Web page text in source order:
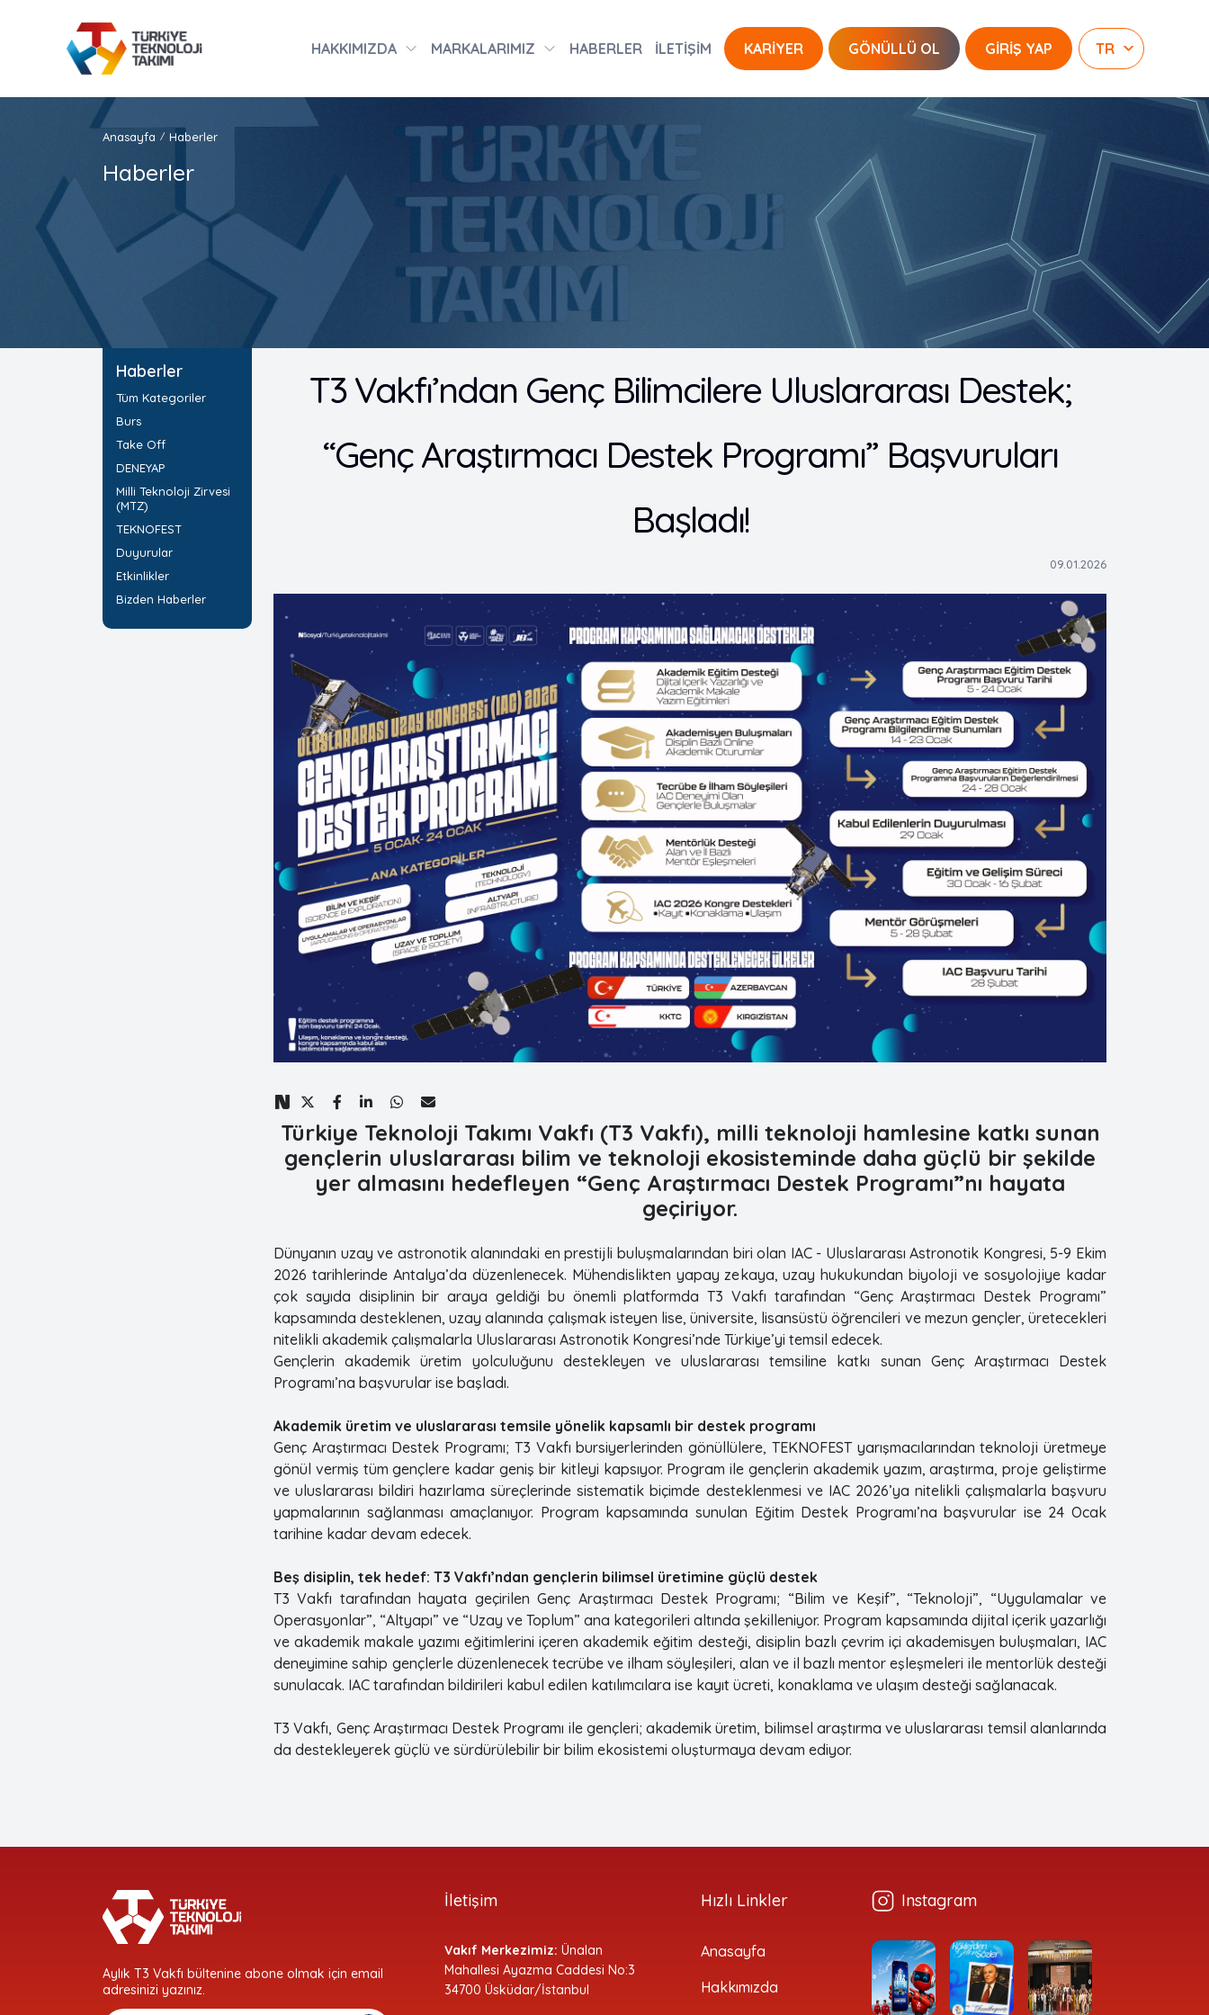
HAKKIMIZDA MARKALARIMIZ HABERLER İLETİŞİM KARİYER GÖNÜLLÜ OL GİRİŞ YAP
Anasayfa / Haberler
Haberler
Haberler
Tüm Kategoriler
Burs
Take Off
DENEYAP
Milli Teknoloji Zirvesi
(MTZ)
TEKNOFEST
Duyurular
Etkinlikler
Bizden Haberler
T3 Vakfı’ndan Genç Bilimcilere Uluslararası Destek;
“Genç Araştırmacı Destek Programı” Başvuruları
Başladı!
09.01.2026
Türkiye Teknoloji Takımı Vakfı (T3 Vakfı), milli teknoloji hamlesine katkı sunan
gençlerin uluslararası bilim ve teknoloji ekosisteminde daha güçlü bir şekilde
yer almasını hedefleyen “Genç Araştırmacı Destek Programı”nı hayata
geçiriyor.
Dünyanın uzay ve astronotik alanındaki en prestijli buluşmalarından biri olan IAC - Uluslararası Astronotik Kongresi, 5-9 Ekim
2026 tarihlerinde Antalya’da düzenlenecek. Mühendislikten yapay zekaya, uzay hukukundan biyoloji ve sosyolojiye kadar
çok sayıda disiplinin bir araya geldiği bu önemli platformda T3 Vakfı tarafından “Genç Araştırmacı Destek Programı”
kapsamında desteklenen, uzay alanında çalışmak isteyen lise, üniversite, lisansüstü öğrencileri ve mezun gençler, üretecekleri
nitelikli akademik çalışmalarla Uluslararası Astronotik Kongresi’nde Türkiye’yi temsil edecek.
Gençlerin akademik üretim yolculuğunu destekleyen ve uluslararası temsiline katkı sunan Genç Araştırmacı Destek
Programı’na başvurular ise başladı.
Akademik üretim ve uluslararası temsile yönelik kapsamlı bir destek programı
Genç Araştırmacı Destek Programı; T3 Vakfı bursiyerlerinden gönüllülere, TEKNOFEST yarışmacılarından teknoloji üretmeye
gönül vermiş tüm gençlere kadar geniş bir kitleyi kapsıyor. Program ile gençlerin akademik yazım, araştırma, proje geliştirme
ve uluslararası bildiri hazırlama süreçlerinde sistematik biçimde desteklenmesi ve IAC 2026’ya nitelikli çalışmalarla başvuru
yapmalarının sağlanması amaçlanıyor. Program kapsamında sunulan Eğitim Destek Programı’na başvurular ise 24 Ocak
tarihine kadar devam edecek.
Beş disiplin, tek hedef: T3 Vakfı’ndan gençlerin bilimsel üretimine güçlü destek
T3 Vakfı tarafından hayata geçirilen Genç Araştırmacı Destek Programı; “Bilim ve Keşif”, “Teknoloji”, “Uygulamalar ve
Operasyonlar”, “Altyapı” ve “Uzay ve Toplum” ana kategorileri altında şekilleniyor. Program kapsamında dijital içerik yazarlığı
ve akademik makale yazımı eğitimlerini içeren akademik eğitim desteği, disiplin bazlı çevrim içi akademisyen buluşmaları, IAC
deneyimine sahip gençlerle düzenlenecek tecrübe ve ilham söyleşileri, alan ve il bazlı mentor eşleşmeleri ile mentorlük desteği
sunulacak. IAC tarafından bildirileri kabul edilen katılımcılara ise kayıt ücreti, konaklama ve ulaşım desteği sağlanacak.
T3 Vakfı, Genç Araştırmacı Destek Programı ile gençleri; akademik üretim, bilimsel araştırma ve uluslararası temsil alanlarında
da destekleyerek güçlü ve sürdürülebilir bir bilim ekosistemi oluşturmaya devam ediyor.
Aylık T3 Vakfı bültenine abone olmak için email
adresinizi yazınız.
İletişim
Vakıf Merkezimiz: Ünalan
Mahallesi Ayazma Caddesi No:3
34700 Üsküdar/İstanbul
Hızlı Linkler
Anasayfa
Hakkımızda
Instagram